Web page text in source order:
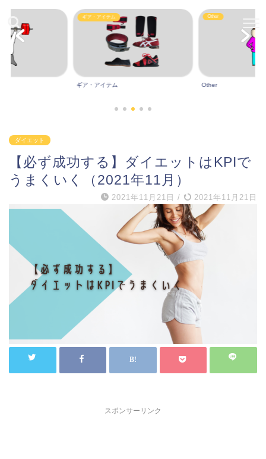
ギア・アイテム
ギア・アイテム
Other
Other
ダイエット
【必ず成功する】ダイエットはKPIで
うまくいく（2021年11月）
2021年11月21日 / 2021年11月21日
スポンサーリンク